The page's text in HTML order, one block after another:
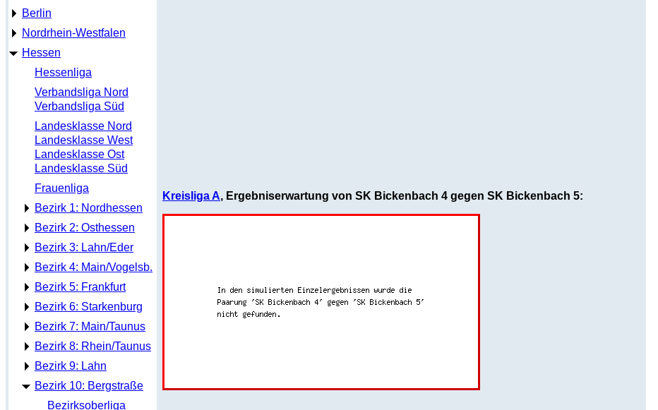
Berlin
Nordrhein-Westfalen
Hessen
Hessenliga
Verbandsliga Nord
Verbandsliga Süd
Landesklasse Nord
Landesklasse West
Landesklasse Ost
Landesklasse Süd
Frauenliga
Bezirk 1: Nordhessen
Bezirk 2: Osthessen
Bezirk 3: Lahn/Eder
Bezirk 4: Main/Vogelsb.
Bezirk 5: Frankfurt
Bezirk 6: Starkenburg
Bezirk 7: Main/Taunus
Bezirk 8: Rhein/Taunus
Bezirk 9: Lahn
Bezirk 10: Bergstraße
Bezirksoberliga
Kreisliga A, Ergebniserwartung von SK Bickenbach 4 gegen SK Bickenbach 5: